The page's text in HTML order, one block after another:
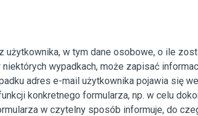
w tym dane osobowe, o ile
wypadkach, może zapisać
adres e-mail użytkownika pojawia się
konkretnego formularza, np. w celu
w czytelny sposób informuje, do